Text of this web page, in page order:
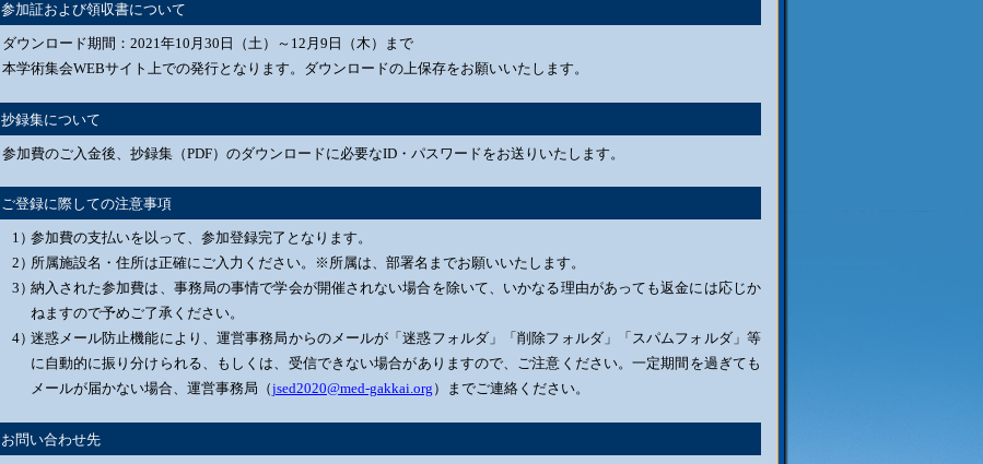
参加証および領収書について
ダウンロード期間：2021年10月30日（土）～12月9日（木）まで
本学術集会WEBサイト上での発行となります。ダウンロードの上保存をお願いいたします。
抄録集について
参加費のご入金後、抄録集（PDF）のダウンロードに必要なID・パスワードをお送りいたします。
ご登録に際しての注意事項
参加費の支払いを以って、参加登録完了となります。
所属施設名・住所は正確にご入力ください。※所属は、部署名までお願いいたします。
納入された参加費は、事務局の事情で学会が開催されない場合を除いて、いかなる理由があっても返金には応じか
ねますので予めご了承ください。
迷惑メール防止機能により、運営事務局からのメールが「迷惑フォルダ」「削除フォルダ」「スパムフォルダ」等
に自動的に振り分けられる、もしくは、受信できない場合がありますので、ご注意ください。一定期間を過ぎても
メールが届かない場合、運営事務局（jsed2020@med-gakkai.org ）までご連絡ください。
お問い合わせ先